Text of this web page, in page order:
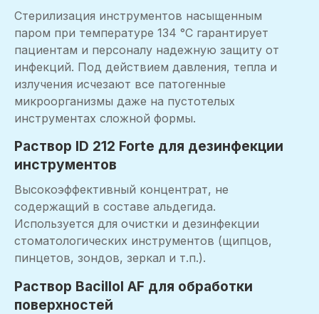
Стерилизация инструментов насыщенным
паром при температуре 134 °C гарантирует
пациентам и персоналу надежную защиту от
инфекций. Под действием давления, тепла и
излучения исчезают все патогенные
микроорганизмы даже на пустотелых
инструментах сложной формы.
Раствор ID 212 Forte для дезинфекции
инструментов
Высокоэффективный концентрат, не
содержащий в составе альдегида.
Используется для очистки и дезинфекции
стоматологических инструментов (щипцов,
пинцетов, зондов, зеркал и т.п.).
Раствор Bacillol AF для обработки
поверхностей